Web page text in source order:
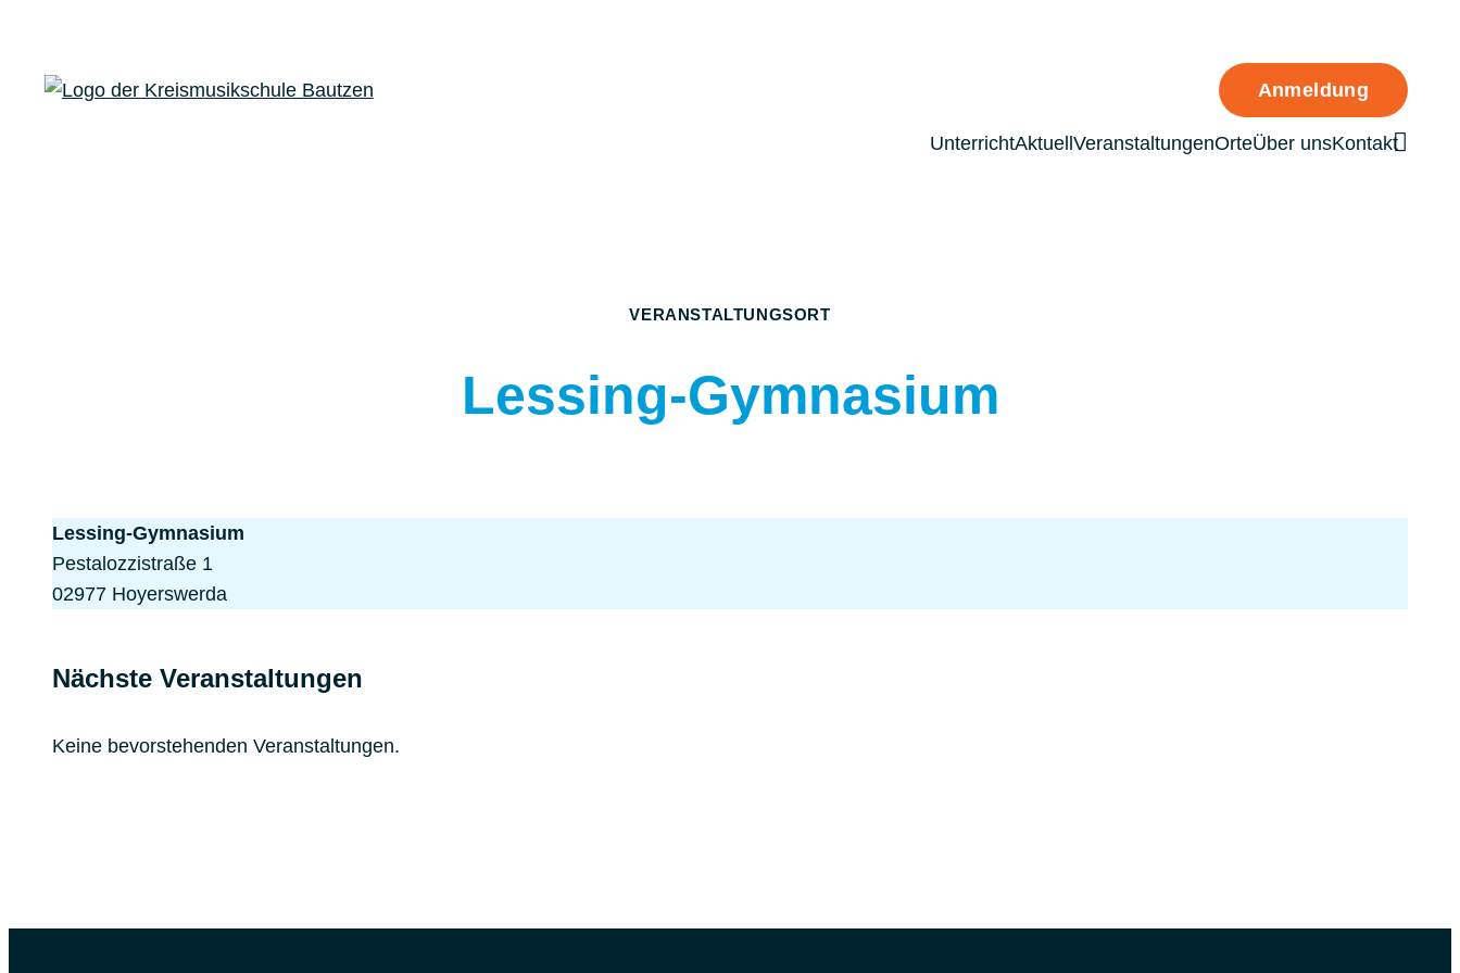
Anmeldung
UnterrichtAktuell VeranstaltungenOrteÜber unsKontakt
VERANSTALTUNGSORT
Lessing-Gymnasium
Lessing-Gymnasium
Pestalozzistraße 1
02977 Hoyerswerda
Nächste Veranstaltungen
Keine bevorstehenden Veranstaltungen.